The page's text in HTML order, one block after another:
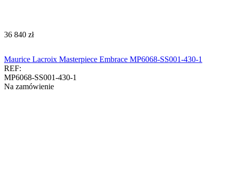
‍36 840‍ zł
Maurice Lacroix Masterpiece Embrace MP6068-SS001-430-1
REF:
MP6068-SS001-430-1
Na zamówienie